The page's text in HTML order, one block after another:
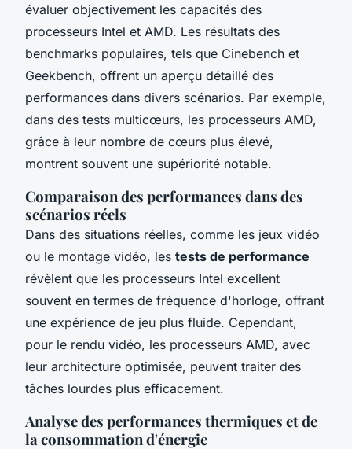
évaluer objectivement les capacités des
processeurs Intel et AMD. Les résultats des
benchmarks populaires, tels que Cinebench et
Geekbench, offrent un aperçu détaillé des
performances dans divers scénarios. Par exemple,
dans des tests multicœurs, les processeurs AMD,
grâce à leur nombre de cœurs plus élevé,
montrent souvent une supériorité notable.
Comparaison des performances dans des
scénarios réels
Dans des situations réelles, comme les jeux vidéo
ou le montage vidéo, les tests de performance
révèlent que les processeurs Intel excellent
souvent en termes de fréquence d'horloge, offrant
une expérience de jeu plus fluide. Cependant,
pour le rendu vidéo, les processeurs AMD, avec
leur architecture optimisée, peuvent traiter des
tâches lourdes plus efficacement.
Analyse des performances thermiques et de
la consommation d'énergie